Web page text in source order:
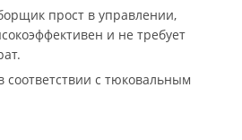
прост в управлении,
и не требует
с тюковальным